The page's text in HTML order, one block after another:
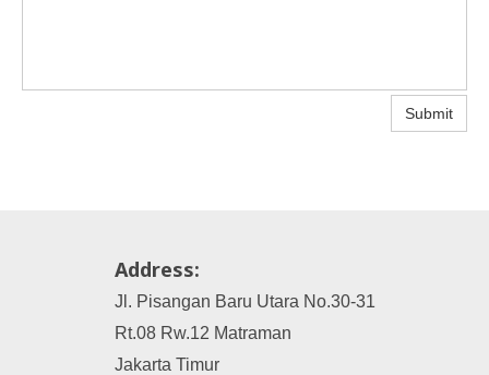
Submit
Address:
Jl. Pisangan Baru Utara No.30-31
Rt.08 Rw.12 Matraman
Jakarta Timur